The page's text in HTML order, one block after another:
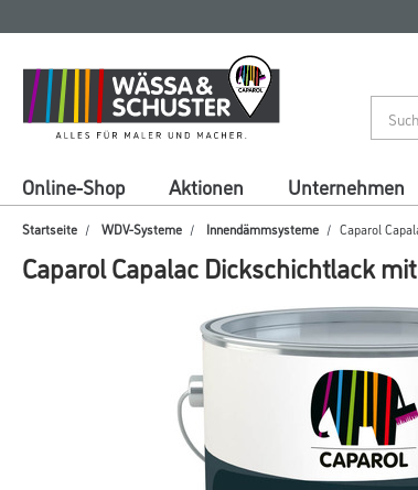
springen
springen
Online-Shop Aktionen Unternehmen
Startseite WDV-Systeme Innendämmsysteme Caparol
Caparol Capalac Dickschichtlack